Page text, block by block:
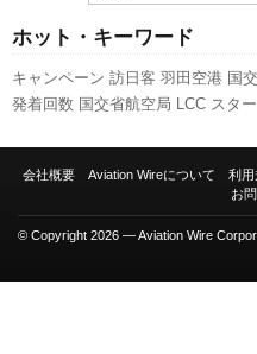
ホット・キーワード
キャンペーン 訪日客 羽田空港 国
発着回数 国交省航空局 LCC スタ
全日空 787 ピーチ・アビエーショ
会社概要 Aviation Wireについて 利用
お
© Copyright 2026 — Aviation Wire